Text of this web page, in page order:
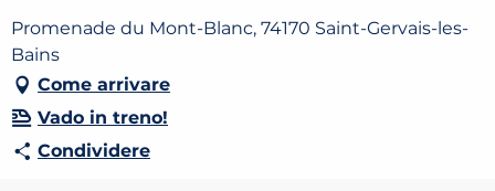
Promenade du Mont-Blanc, 74170 Saint-Gervais-les-
Bains
Come arrivare
Vado in treno!
Condividere